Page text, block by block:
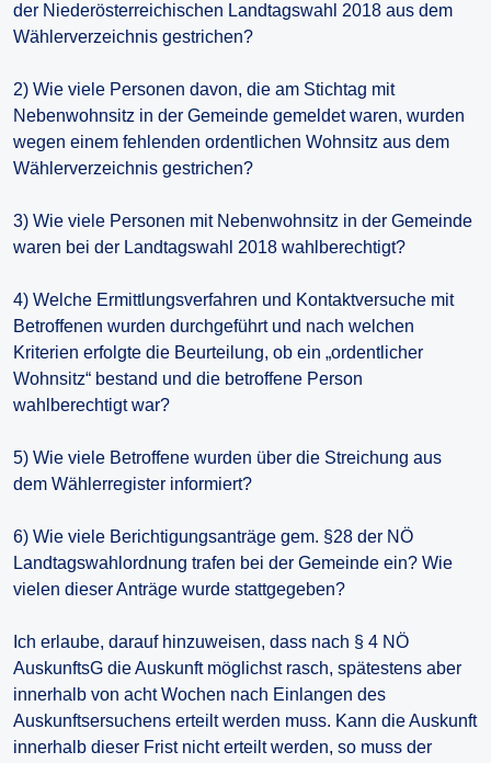
der Niederösterreichischen Landtagswahl 2018 aus dem
Wählerverzeichnis gestrichen?
2) Wie viele Personen davon, die am Stichtag mit
Nebenwohnsitz in der Gemeinde gemeldet waren, wurden
wegen einem fehlenden ordentlichen Wohnsitz aus dem
Wählerverzeichnis gestrichen?
3) Wie viele Personen mit Nebenwohnsitz in der Gemeinde
waren bei der Landtagswahl 2018 wahlberechtigt?
4) Welche Ermittlungsverfahren und Kontaktversuche mit
Betroffenen wurden durchgeführt und nach welchen
Kriterien erfolgte die Beurteilung, ob ein „ordentlicher
Wohnsitz“ bestand und die betroffene Person
wahlberechtigt war?
5) Wie viele Betroffene wurden über die Streichung aus
dem Wählerregister informiert?
6) Wie viele Berichtigungsanträge gem. §28 der NÖ
Landtagswahlordnung trafen bei der Gemeinde ein? Wie
vielen dieser Anträge wurde stattgegeben?
Ich erlaube, darauf hinzuweisen, dass nach § 4 NÖ
AuskunftsG die Auskunft möglichst rasch, spätestens aber
innerhalb von acht Wochen nach Einlangen des
Auskunftsersuchens erteilt werden muss. Kann die Auskunft
innerhalb dieser Frist nicht erteilt werden, so muss der